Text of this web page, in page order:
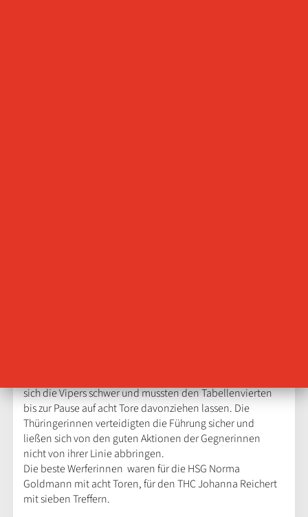
sich die Vipers schwer und mussten den Tabellenvierten
bis zur Pause auf acht Tore davonziehen lassen. Die
Thüringerinnen verteidigten die Führung sicher und
ließen sich von den guten Aktionen der Gegnerinnen
nicht von ihrer Linie abbringen.
Die beste Werferinnen waren für die HSG Norma
Goldmann mit acht Toren, für den THC Johanna Reichert
mit sieben Treffern.